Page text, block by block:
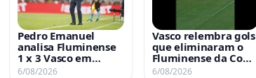
Pedro Emanuel
analisa Fluminense
1 x 3 Vasco em
coletiva e destaca
6/08/2026
Vasco relembra gols
que eliminaram o
Fluminense da Copa
do Brasil com vídeo:
6/08/2026